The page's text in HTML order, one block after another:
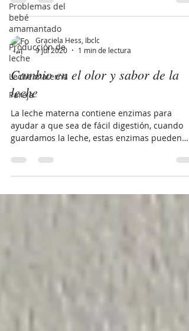
Problemas del
bebé
amamantado
Producción de
leche
Leche materna
Pareja
Graciela Hess, Ibclc
9 jul 2020
1 min de lectura
Cambio en el olor y sabor de la
leche
La leche materna contiene enzimas para
ayudar a que sea de fácil digestión, cuando
guardamos la leche, estas enzimas pueden